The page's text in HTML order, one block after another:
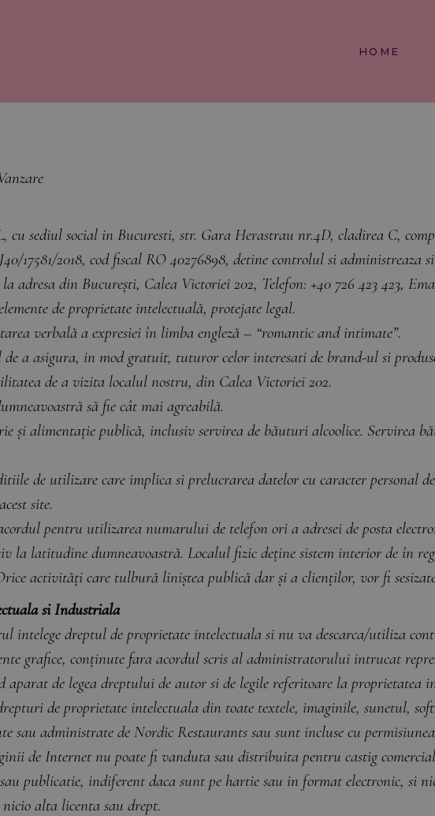
HOME
sediul social in Bucuresti, str. Gara Herastrau nr.4D, cladirea C,
17581/2018, cod fiscal RO 40276898, detine controlul si administreaza
adresa din București, Calea Victoriei 202, Telefon: +40 726 423 423,
de proprietate intelectuală, protejate legal.
verbală a expresiei în limba engleză – “romantic and intimate”.
de a asigura, in mod gratuit, tuturor celor interesati de brand-ul si
de a vizita localul nostru, din Calea Victoriei 202.
să fie cât mai agreabilă.
și alimentație publică, inclusiv servirea de băuturi alcoolice. Servirea
de utilizare care implica si prelucrarea datelor cu caracter personal
site.
pentru utilizarea numarului de telefon ori a adresei de posta
la latitudine dumneavoastră. Localul fizic deține sistem interior de în
activități care tulbură liniștea publică dar și a clienților, vor fi
si Industriala
intelege dreptul de proprietate intelectuala si nu va descarca/utiliza
grafice, conținute fara acordul scris al administratorului intrucat
de legea dreptului de autor si de legile referitoare la proprietatea
de proprietate intelectuala din toate textele, imaginile, sunetul,
sau administrate de Nordic Restaurants sau sunt incluse cu
de Internet nu poate fi vanduta sau distribuita pentru castig
publicatie, indiferent daca sunt pe hartie sau in format electronic, si
alta licenta sau drept.